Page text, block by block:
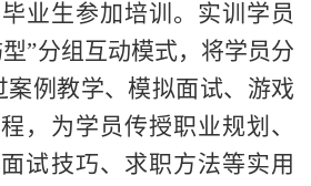
业生参加培训。 实训学员
型”分组互动模式，将学员分
案例教学、模拟面试、游戏
，为学员传授职业规划、
试技巧、求职方法等实用